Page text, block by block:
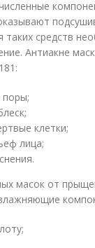
таких средств
Антиакне
181 :
клетки;
лица;
масок от